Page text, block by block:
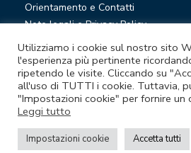
Orientamento e Contatti
Note legali e Privacy Policy
Privacy Newsletter
Società trasparente
Whistleblowing
© Lazio Innova S.p.A. società soggetta
coordinamento della Regione Lazio
Sede legale Via Marco Aurelio 26 A -
Utilizziamo i cookie sul nostro sito
l'esperienza più pertinente
ripetendo le visite. Cliccando su
all'uso di TUTTI i cookie. Tuttavia,
"Impostazioni cookie" per fornire un
Leggi tutto
Impostazioni cookie Accetta tutti